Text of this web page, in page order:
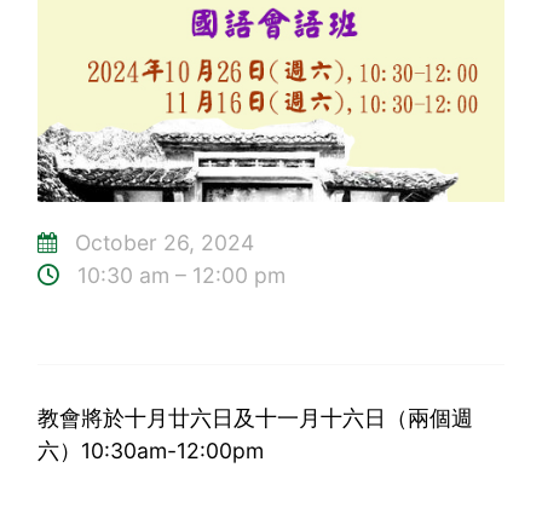
October 26, 2024
10:30 am – 12:00 pm
教會將於十月廿六日及十一月十六日（兩個週
六）10:30am-12:00pm